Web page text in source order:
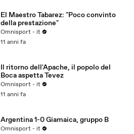
El Maestro Tabarez: "Poco convinto
della prestazione"
Omnisport - it
11 anni fa
Il ritorno dell'Apache, il popolo del
Boca aspetta Tevez
Omnisport - it
11 anni fa
Argentina 1-0 Giamaica, gruppo B
Omnisport - it